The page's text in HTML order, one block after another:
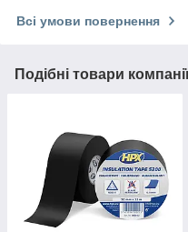
Всі умови повернення
Подібні товари